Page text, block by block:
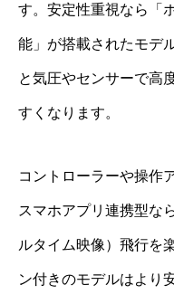
す。安定性重視なら「
能」が搭載されたモデ
と気圧やセンサーで高
すくなります。
コントローラーや操作
スマホアプリ連携型な
ルタイム映像）飛行を
ン付きのモデルはより